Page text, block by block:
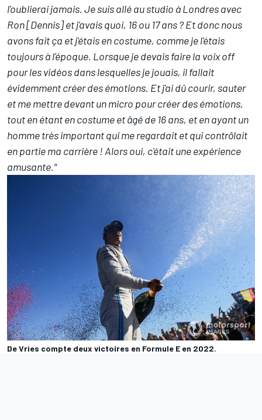
l'oublierai jamais. Je suis allé au studio à Londres avec
Ron [Dennis] et j'avais quoi, 16 ou 17 ans ? Et donc nous
avons fait ça et j'étais en costume, comme je l'étais
toujours à l'époque. Lorsque je devais faire la voix off
pour les vidéos dans lesquelles je jouais, il fallait
évidemment créer des émotions. Et j'ai dû courir, sauter
et me mettre devant un micro pour créer des émotions,
tout en étant en costume et âgé de 16 ans, et en ayant un
homme très important qui me regardait et qui contrôlait
en partie ma carrière ! Alors oui, c'était une expérience
amusante."
De Vries compte deux victoires en Formule E en 2022.